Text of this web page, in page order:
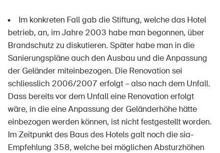
Im konkreten Fall gab die Stiftung, welche das Hotel
betrieb, an, im Jahre 2003 habe man begonnen, über
Brandschutz zu diskutieren. Später habe man in die
Sanierungspläne auch den Ausbau und die Anpassung
der Geländer miteinbezogen. Die Renovation sei
schliesslich 2006/2007 erfolgt – also nach dem Unfall.
Dass bereits vor dem Unfall eine Renovation erfolgt
wäre, in die eine Anpassung der Geländerhöhe hätte
einbezogen werden können, ist nicht festgestellt worden.
Im Zeitpunkt des Baus des Hotels galt noch die sia-
Empfehlung 358, welche bei möglichen Absturzhöhen